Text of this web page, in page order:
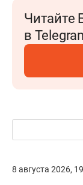
Читайте
в
8 августа 2026,